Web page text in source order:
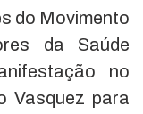
do Movimento
da Saúde
no
Vasquez para